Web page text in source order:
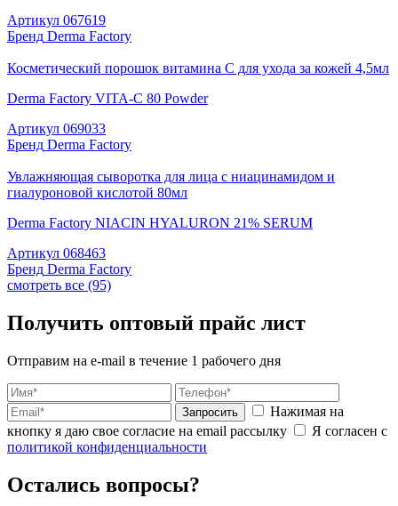
Артикул 067619
Бренд Derma Factory
Косметический порошок витамина С для ухода за кожей 4,5мл
Derma Factory VITA-C 80 Powder
Артикул 069033
Бренд Derma Factory
Увлажняющая сыворотка для лица с ниацинамидом и
гиалуроновой кислотой 80мл
Derma Factory NIACIN HYALURON 21% SERUM
Артикул 068463
Бренд Derma Factory
смотреть все (95)
Получить оптовый прайс лист
Отправим на e-mail в течение 1 рабочего дня
Запросить
Нажимая на
кнопку я даю свое согласие на email рассылку
Я согласен с
политикой конфиденциальности
Остались вопросы?